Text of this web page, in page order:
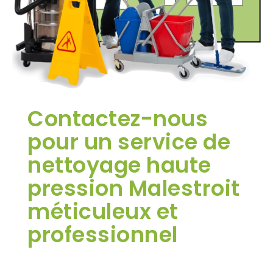
Contactez-nous
pour un service de
nettoyage haute
pression Malestroit
méticuleux et
professionnel